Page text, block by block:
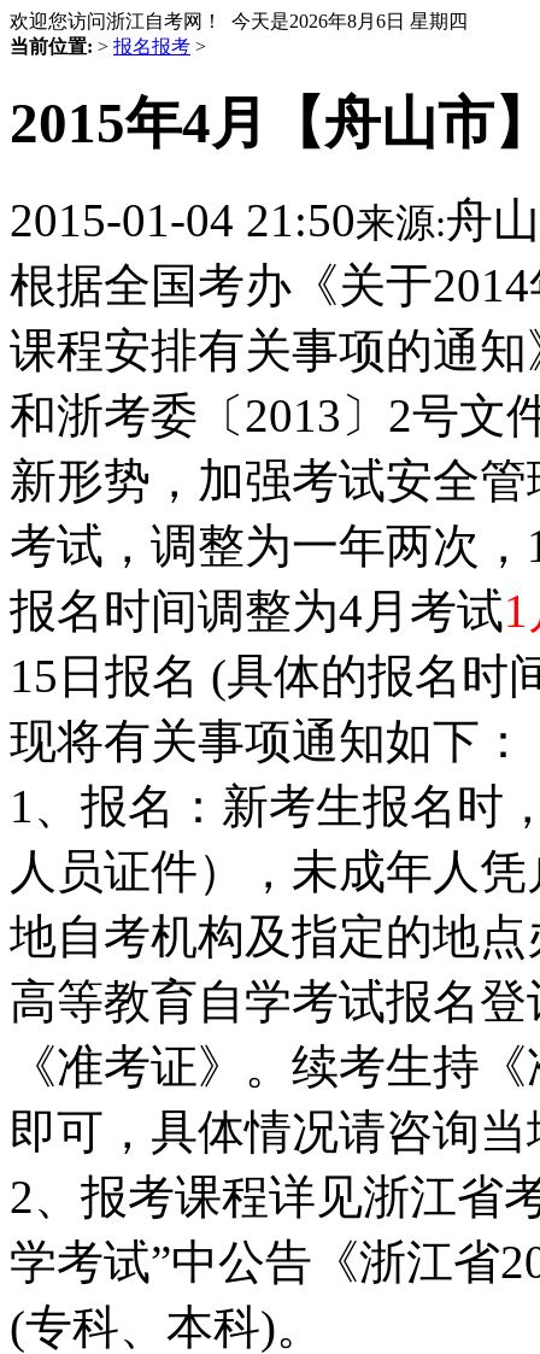
欢迎您访问浙江自考网！ 今天是2026年8月6日 星期四
当前位置: > 报名报考 >
2015年4月【舟山市
2015-01-04 21:50来源:舟
根据全国考办《关于
课程安排有关事项的通
和浙考委〔2013〕2号文
新形势，加强考试安全
考试，调整为一年两次
报名时间调整为4月考试
15日报名 (具体的报名时
现将有关事项通知如下：
1、报名：新考生报名时
人员证件），未成年人
地自考机构及指定的地
高等教育自学考试报名
《准考证》。续考生持
即可，具体情况请咨询
2、报考课程详见浙江省
学考试”中公告《浙江省
(专科、本科)。